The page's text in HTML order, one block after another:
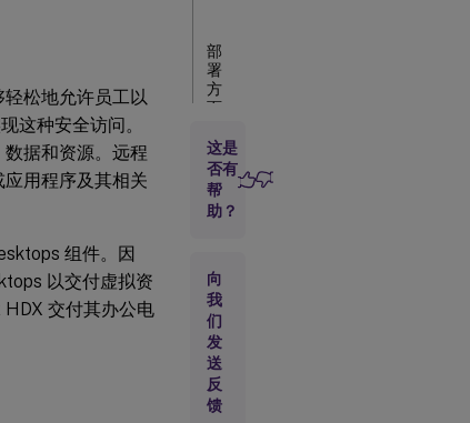
松地允许员工以
这种安全访问。
据和资源。远程
用程序及其相关
组件。因
以交付虚拟资
交付其办公电
部
署
方
面
注
意
事
项
算
机
目
录
注
意
事
项
这是
否有
帮
助？
向
我
们
发
送
反
馈